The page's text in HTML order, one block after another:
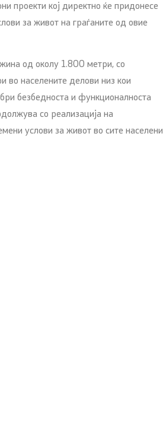
проекти кој директно ќе придонесе
за живот на граѓаните од овие
од околу 1.800 метри, со
во населените делови низ кои
безбедноста и функционалноста
со реализација на
услови за живот во сите населени